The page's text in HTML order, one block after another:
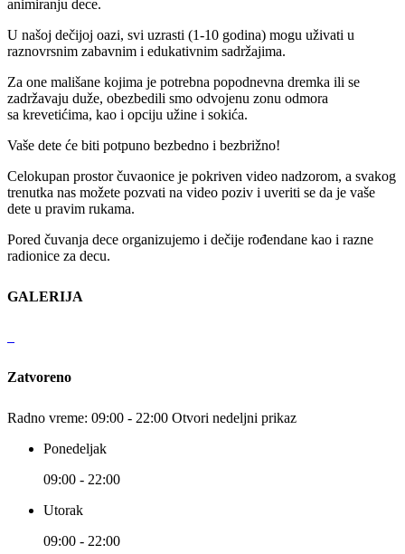
animiranju dece.
U našoj dečijoj oazi, svi uzrasti (1-10 godina) mogu uživati u
raznovrsnim zabavnim i edukativnim sadržajima.
Za one mališane kojima je potrebna popodnevna dremka ili se
zadržavaju duže, obezbedili smo odvojenu zonu odmora
sa krevetićima, kao i opciju užine i sokića.
Vaše dete će biti potpuno bezbedno i bezbrižno!
Celokupan prostor čuvaonice je pokriven video nadzorom, a svakog
trenutka nas možete pozvati na video poziv i uveriti se da je vaše
dete u pravim rukama.
Pored čuvanja dece organizujemo i dečije rođendane kao i razne
radionice za decu.
GALERIJA
Zatvoreno
Radno vreme: 09:00 - 22:00 Otvori nedeljni prikaz
Ponedeljak
09:00 - 22:00
Utorak
09:00 - 22:00